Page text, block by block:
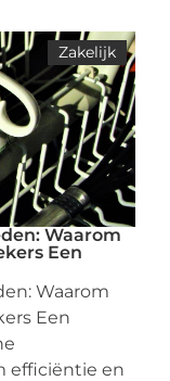
Zakelijk
Waarom
Een
Waarom
Een
efficiëntie en